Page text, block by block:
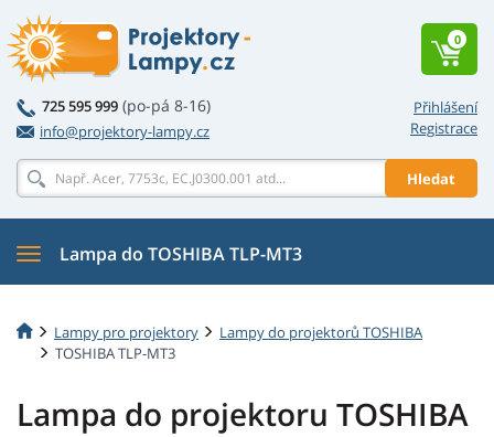
Přihlášení
Registrace
725 595 999 (po-pá 8-16)
info@projektory-lampy.cz
Hledat
0
Lampa do TOSHIBA TLP-MT3
Lampy pro projektory
Lampy do projektorů TOSHIBA
TOSHIBA TLP-MT3
Lampa do projektoru TOSHIBA